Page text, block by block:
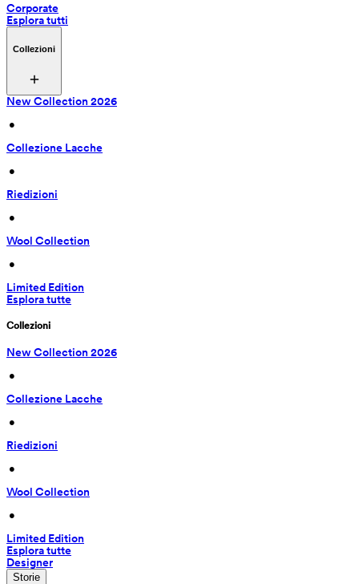
Corporate
Esplora tutti
Collezioni
New Collection 2026
•
Collezione Lacche
•
Riedizioni
•
Wool Collection
•
Limited Edition
Esplora tutte
Collezioni
New Collection 2026
•
Collezione Lacche
•
Riedizioni
•
Wool Collection
•
Limited Edition
Esplora tutte
Designer
Storie